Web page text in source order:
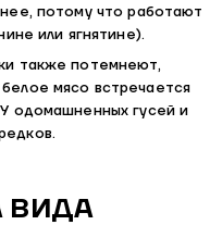
потому что работают
или ягнятине).
также потемнеют,
мясо встречается
одомашненных гусей и
ВИДА